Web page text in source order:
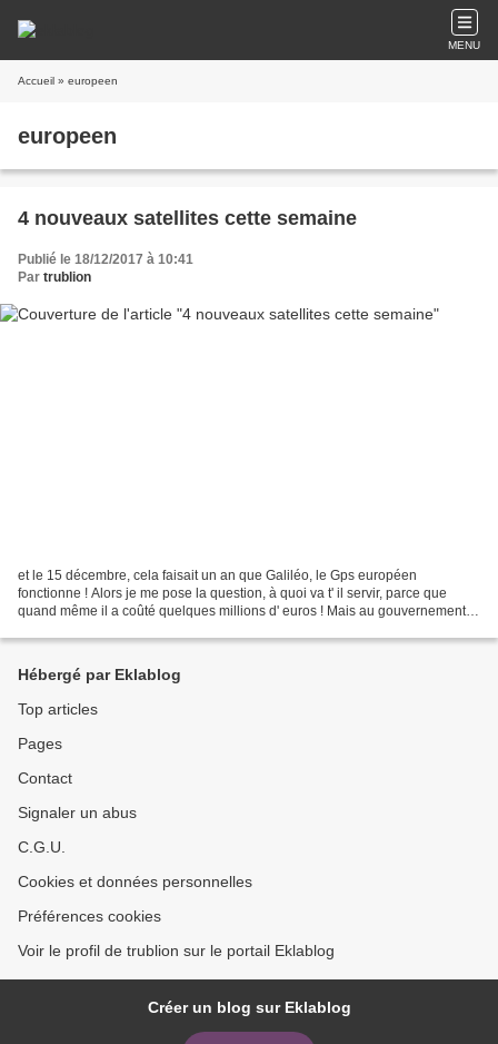
MENU
Accueil » europeen
europeen
4 nouveaux satellites cette semaine
Publié le 18/12/2017 à 10:41
Par trublion
et le 15 décembre, cela faisait un an que Galiléo, le Gps européen
fonctionne ! Alors je me pose la question, à quoi va t' il servir, parce que
quand même il a coûté quelques millions d' euros ! Mais au gouvernement,
Hébergé par Eklablog
Top articles
Pages
Contact
Signaler un abus
C.G.U.
Cookies et données personnelles
Préférences cookies
Voir le profil de trublion sur le portail Eklablog
Créer un blog sur Eklablog